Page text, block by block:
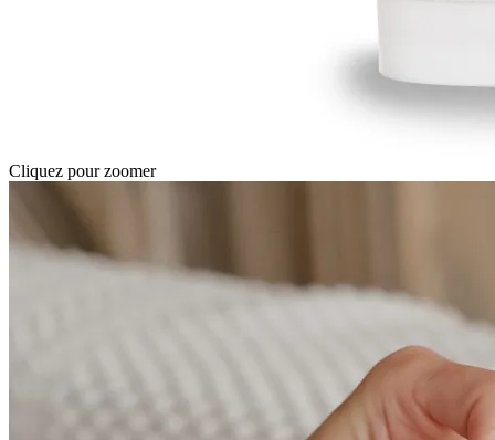
Cliquez pour zoomer